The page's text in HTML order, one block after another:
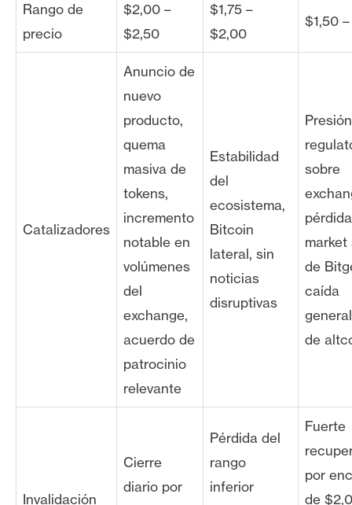
Rango de
precio
$2,00 –
$2,50
$1,75 –
$2,00
$1,50
Catalizadores
Anuncio de
nuevo
producto,
quema
masiva de
tokens,
incremento
notable en
volúmenes
del
exchange,
acuerdo de
patrocinio
relevante
Estabilidad
del
ecosistema,
Bitcoin
lateral, sin
noticias
disruptivas
Presión
sobre
market
de
caída
de
Invalidación
Cierre
diario por
Pérdida del
rango
inferior
Fuerte
por
de